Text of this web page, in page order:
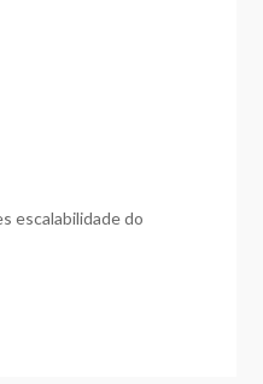
escalabilidade do